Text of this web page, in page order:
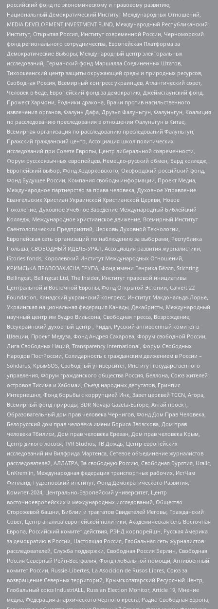
российский фонд по экономическому и правовому развитию,
Национальный Демократический Институт Международных Отношений,
MEDIA DEVELOPMENT INVESTMENT FUND, Международный Республиканский
Институт, Открытая Россия, Институт современной России, Черноморский
фонд регионального сотрудничества, Европейская Платформа за
Демократические Выборы, Международный центр электоральных
исследований, Германский фонд Маршалла Соединенных Штатов,
Тихоокеанский центр защиты окружающей среды и природных ресурсов,
Свободная Россия, Всемирный конгресс украинцев, Атлантический совет,
Человек в беде, Европейский фонд за демократию, Джеймстаунский фонд,
Прожект Хармони, Родники дракона, Врачи против насильственного
извлечения органов, Фалунь Дафа, Друзья Фалуньгун, Фалуньгун, Коалиция
по расследованию преследования в отношении Фалуньгун в Китае,
Всемирная организация по расследованию преследований Фалуньгун,
Пражский гражданский центр, Ассоциация школ политических
исследований при Совете Европы, Центр либеральной современности,
Форум русскоязычных европейцев, Немецко-русский обмен, Бард колледж,
Европейский выбор, Фонд Ходорковского, Оксфордский российский фонд,
Фонд Будущее России, Компания свободы информации, Проект Медиа,
Международное партнерство за права человека, Духовное Управление
Евангельских Христиан Украинской Христианской Церкви, Новое
Поколение, Духовное Учебное Заведение Международный Библейский
Колледж, Международное христианское движение, Всемирный Институт
Саентологических Предприятий, Церковь Духовной Технологии,
Европейская сеть организаций по наблюдению за выборами, Республика
Польша, СВОБОДНЫЙ ИДЕЛЬ-УРАЛ, Ассоциация развития журналистики,
IStories fonds, Королевский Институт Международных Отношений,
КРИМСЬКА ПРАВОЗАХИСНА ГРУПА, Фонд имени Генриха Бёлля, Stichting
Bellingcat, Bellingcat Ltd, The Insider, Институт правовой инициативы
Центральной и Восточной Европы, Фонд Открытой Эстонии, Calvert 22
Foundation, Канадский украинский конгресс, Институт Макдональда-Лорье,
Украинская национальная федерация Канады, Декабристы, Международный
научный центр им Вудро Вильсона, Свободная пресса, Возрождение,
Всеукраинский духовный центр , Риддл, Русский антивоенный комитет в
Швеции, Проект Медуза, Фонд Андрея Сахарова, Форум свободной России,
Лига Свободных Наций, Transparеncy International, Форум Свободных
Народов ПостРоссии, Солидарность с гражданским движением в России –
Solidarus, КрымSOS, Свободный университет, Институт государственного
управления, Форум гражданского общества Россия, Беллона, Союз жителей
островов Тисима и Хабомаи, Съезд народных депутатов, Гринпис
Интернешнл, Фонд борьбы с коррупцией Инк, Завет церквей TCCN, Агора,
Всемирный фонд природы, BDR Novaja Gazeta-Europe, Алтай проект,
Образовательный дом прав человека Чернигов, Фонд Дом Прав Человека,
Белорусский дом прав человека имени Бориса Звозскова, Дом прав
человека Тбилиси, Дом прав человека Ереван, Дом прав человека Крым,
Центр дикого лосося, TVR Studios, ТВ Дождь, Центр европейских
исследований им Вилфрида Мартенса, Сетевое объединение журналистов
расследователей, АЛЛАТРА, За свободную Россию, Свободная Бурятия, Uralic,
UnKremlin, Международная федерация транспортных рабочих, ИстЧам
Финланд, Гудзоновский институт, Фонд Демократического Развития,
Комитет-2024, Центрально-Европейский университет, Центр
восточноевропейских и международных исследований, Общество
Сторожевой башни, Библии и трактатов Свидетелей Иеговы, Гражданский
Совет, Центр анализа европейской политики, Академическая сеть Восточная
Европа, Российский комитет действия, РЭНД корпорейшн, Русская Америка
за демократию в России, Настоящая Россия, Глобальная сеть журналистов-
расследователей, Служба поддержки, Свободная Россия Берлин, Свободная
Россия Северный Рейн-Вестфалия, Фонд глобальной помощи, Антивоенный
комитет России, Russie-Libertes, La Asocicion de Rusos Libres, Союз за
возвращение Северных территорий, Крымскотатарский Ресурсный Центр,
Глобальный союз IndustriALL, Russian Election Monitor, Article 19, Мнение
медиа, Федерация анархического черного креста, Радио Свободная Европа,